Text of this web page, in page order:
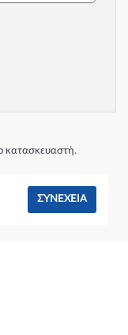
κατασκευαστή.
ΣΥΝΈΧΕΙΑ